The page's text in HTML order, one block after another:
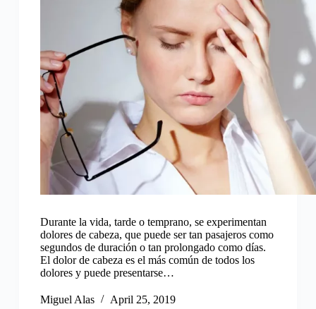
Durante la vida, tarde o temprano, se experimentan
dolores de cabeza, que puede ser tan pasajeros como
segundos de duración o tan prolongado como días.
El dolor de cabeza es el más común de todos los
dolores y puede presentarse…
Miguel Alas April 25, 2019